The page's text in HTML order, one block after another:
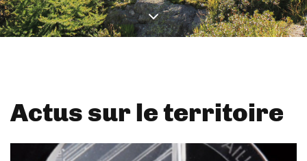
Actus sur le territoire